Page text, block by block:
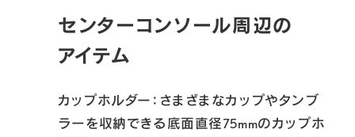
センターコンソール周辺の
アイテム
カップホルダー：さまざまなカップやタンブ
ラーを収納できる底面直径75mmのカップホ